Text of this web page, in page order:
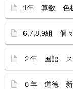
1年 算数 色
6,7,8,9組 個々
２年 国語 ス
６年 道徳 新